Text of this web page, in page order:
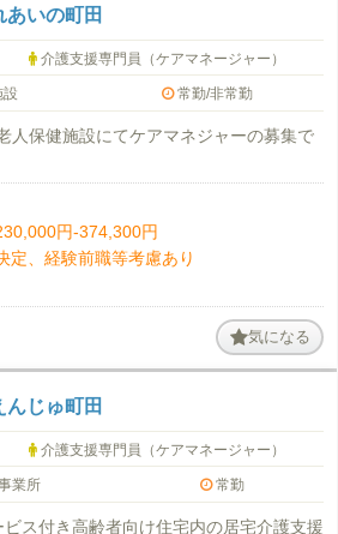
いの町田
介護支援専門員（ケアマネージャー）
常勤/非常勤
人保健施設にてケアマネジャーの募集で
円‐374,300円
定、経験前職等考慮あり
気になる
じゅ町田
介護支援専門員（ケアマネージャー）
業所 常勤
ス付き高齢者向け住宅内の居宅介護支援